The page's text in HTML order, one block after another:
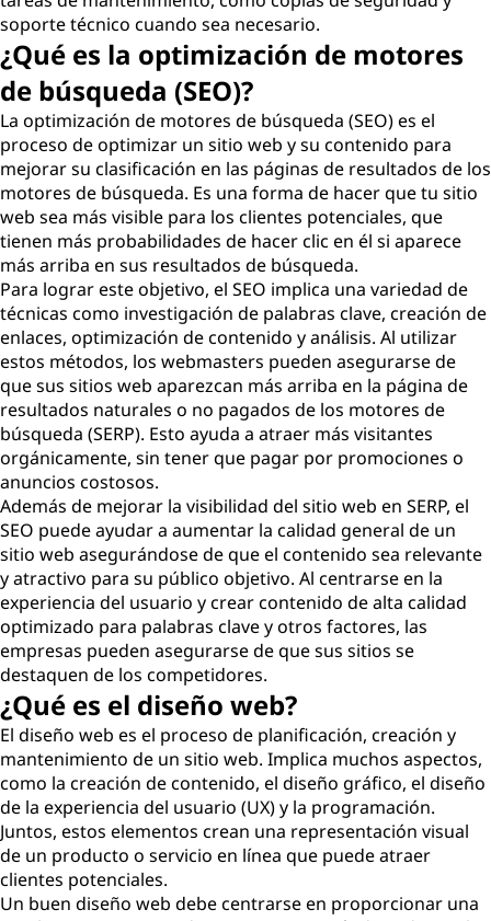
soporte técnico cuando sea necesario.
¿Qué es la optimización de motores
de búsqueda (SEO)?
La optimización de motores de búsqueda (SEO) es el
proceso de optimizar un sitio web y su contenido para
mejorar su clasificación en las páginas de resultados de los
motores de búsqueda. Es una forma de hacer que tu sitio
web sea más visible para los clientes potenciales, que
tienen más probabilidades de hacer clic en él si aparece
más arriba en sus resultados de búsqueda.
Para lograr este objetivo, el SEO implica una variedad de
técnicas como investigación de palabras clave, creación de
enlaces, optimización de contenido y análisis. Al utilizar
estos métodos, los webmasters pueden asegurarse de
que sus sitios web aparezcan más arriba en la página de
resultados naturales o no pagados de los motores de
búsqueda (SERP). Esto ayuda a atraer más visitantes
orgánicamente, sin tener que pagar por promociones o
anuncios costosos.
Además de mejorar la visibilidad del sitio web en SERP, el
SEO puede ayudar a aumentar la calidad general de un
sitio web asegurándose de que el contenido sea relevante
y atractivo para su público objetivo. Al centrarse en la
experiencia del usuario y crear contenido de alta calidad
optimizado para palabras clave y otros factores, las
empresas pueden asegurarse de que sus sitios se
destaquen de los competidores.
¿Qué es el diseño web?
El diseño web es el proceso de planificación, creación y
mantenimiento de un sitio web. Implica muchos aspectos,
como la creación de contenido, el diseño gráfico, el diseño
de la experiencia del usuario (UX) y la programación.
Juntos, estos elementos crean una representación visual
de un producto o servicio en línea que puede atraer
clientes potenciales.
Un buen diseño web debe centrarse en proporcionar una